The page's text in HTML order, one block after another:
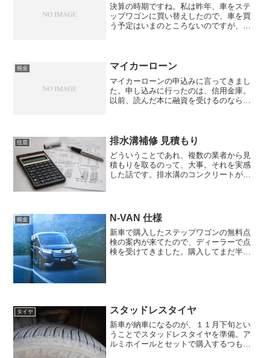
決算の時期ですね。私は昨年、車をステ
ップワゴンに買い替えしたので、車を買
う予定はいまのところないのですが、車
いた車は、走行距離が３０...
税金 マイカーローン
マイカーローンの申込みに言ってきまし
た。申し込みに行ったのは、信用金庫。
以前、読んだ本に融資を受けるのなら、
ーンを申し込むにあたり、...
住居 排水溝補修 見積もり
どういうことであれ、複数の業者から見
積もりを取るのって、大事。それを実感
した話です。排水溝のコンクリートがか
らの負担で修理をしてくだ...
税金 N-VAN 仕様
新車で購入したステップワゴンの無料点
検の案内が来てたので、ディーラーで点
検を受けてきました。購入してまだ半年
タイヤ スタッドレスタイヤ
新車が納車になるのが、１１月下旬とい
うことでスタッドレスタイヤを準備。ア
ルミホイールとセットで購入するつもり